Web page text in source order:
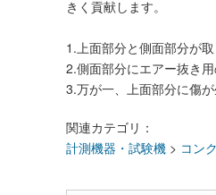
きく貢献します。
1.上面部分と側面部分が
2.側面部分にエアー抜き
3.万が一、上面部分に傷
関連カテゴリ：
計測機器・試験機 > コン